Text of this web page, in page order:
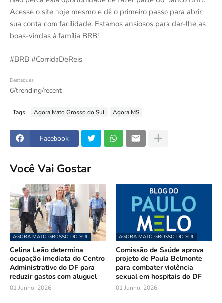
Acesse o site hoje mesmo e dê o primeiro passo para abrir
sua conta com facilidade. Estamos ansiosos para dar-lhe as
boas-vindas à família BRB!
#BRB #CorridaDeReis
Destaques
6/trending/recent
Tags Agora Mato Grosso do Sul Agora MS
Facebook
Você Vai Gostar
AGORA MATO GROSSO DO SUL
Celina Leão determina
ocupação imediata do Centro
Administrativo do DF para
reduzir gastos com aluguel
01 Junho, 2026
AGORA MATO GROSSO DO SUL
Comissão de Saúde aprova
projeto de Paula Belmonte
para combater violência
sexual em hospitais do DF
01 Junho, 2026